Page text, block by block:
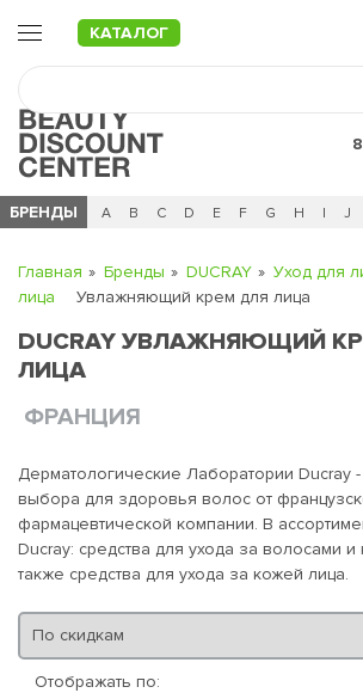
КАТАЛОГ
БРЕНДЫ
Ч 0 - 9 A B C D E F G H I J
Главная Бренды DUCRAY Уход для
лица
Увлажняющий крем для лица
DUCRAY УВЛАЖНЯЮЩИЙ
ЛИЦА
ФРАНЦИЯ
Дерматологические Лаборатории Ducray
выбора для здоровья волос от
фармацевтической компании. В
Ducray: средства для ухода за волосами
также средства для ухода за кожей лица.
Отображать по: